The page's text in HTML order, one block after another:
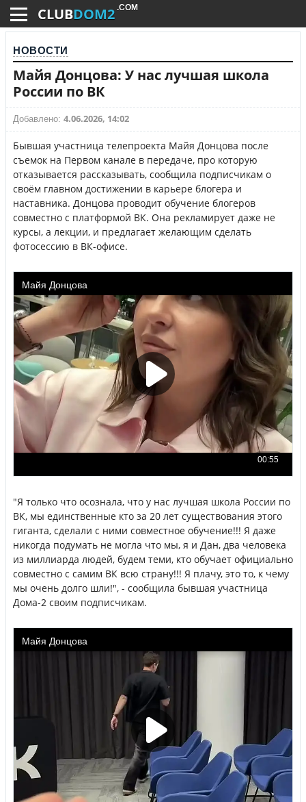
CLUBDOM2 .COM
НОВОСТИ
Майя Донцова: У нас лучшая школа
России по ВК
Добавлено: 4.06.2026, 14:02
Бывшая участница телепроекта Майя Донцова после
съемок на Первом канале в передаче, про которую
отказывается рассказывать, сообщила подписчикам о
своём главном достижении в карьере блогера и
наставника. Донцова проводит обучение блогеров
совместно с платформой ВК. Она рекламирует даже не
курсы, а лекции, и предлагает желающим сделать
фотосессию в ВК-офисе.
"Я только что осознала, что у нас лучшая школа России по
ВК, мы единственные кто за 20 лет существования этого
гиганта, сделали с ними совместное обучение!!! Я даже
никогда подумать не могла что мы, я и Дан, два человека
из миллиарда людей, будем теми, кто обучает официально
совместно с самим ВК всю страну!!! Я плачу, это то, к чему
мы очень долго шли!", - сообщила бывшая участница
Дома-2 своим подписчикам.